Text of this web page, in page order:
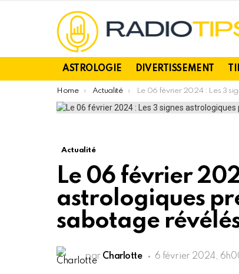
ASTROLOGIE DIVERTISSEMENT
You are here:
Home Actualité Le 06 février 2024 : Les 3 signes astrologiques prédisposés à l’auto-
Actualité
Le 06 février
astrologiques
sabotage
par Charlotte 6 février 2024,